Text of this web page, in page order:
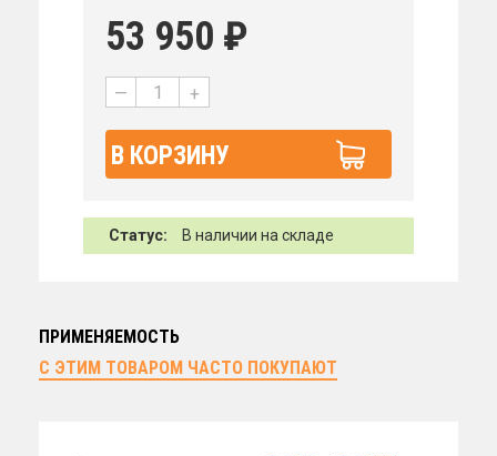
53 950 ₽
— +
В КОРЗИНУ
Статус: В наличии на складе
ПРИМЕНЯЕМОСТЬ
С ЭТИМ ТОВАРОМ ЧАСТО ПОКУПАЮТ